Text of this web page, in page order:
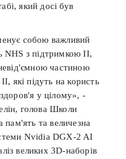
який досі був
собою важливий
NHS з підтримкою ІІ,
частиною
які підуть на користь
у цілому», -
голова Школи
пам'ять та величезна
Nvidia DGX-2 AI
великих 3D-наборів